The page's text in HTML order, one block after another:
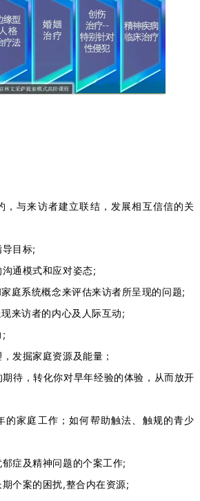
，与来访者建立联结，发展相互信信的关
目标;
通模式和应对姿态;
庭系统概念来评估来访者所呈现的问题;
来访者的内心及人际互动;
;
发掘家庭资源及能量；
待，转化你对早年经验的体验，从而放开
的家庭工作；如何帮助触法、触规的青少
症及精神问题的个案工作;
个案的困扰,整合内在资源;